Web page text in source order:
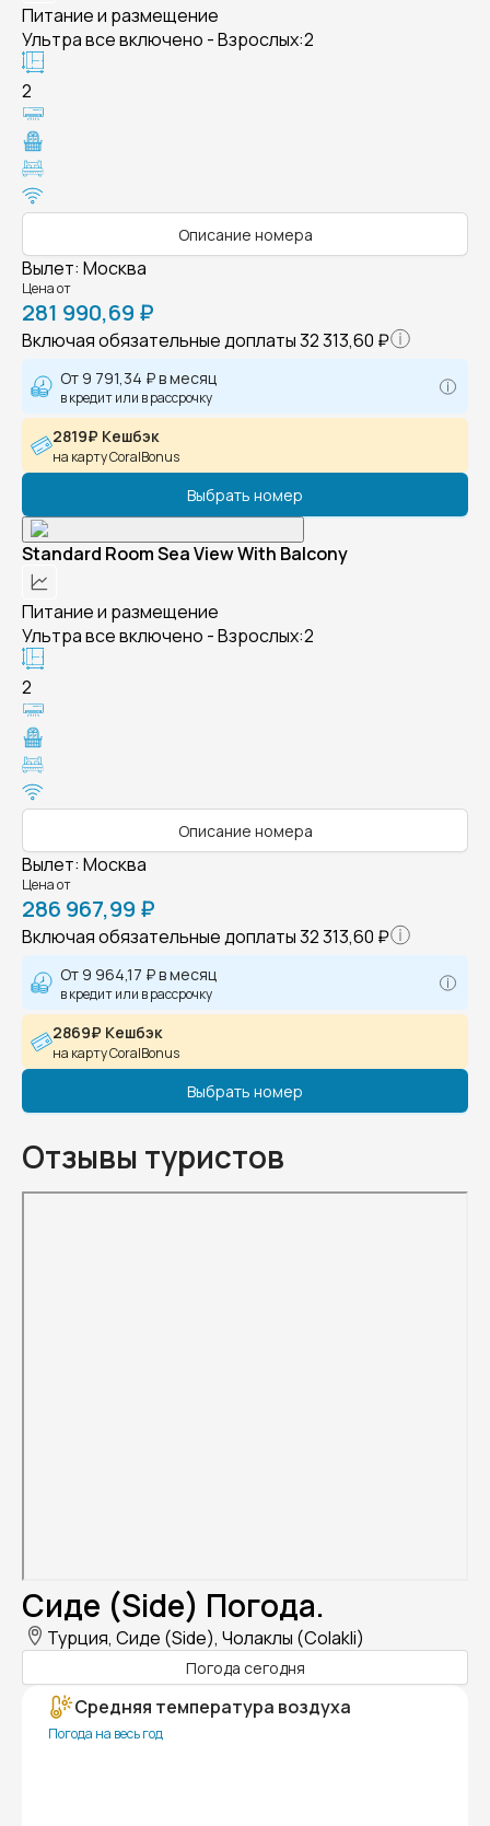
Питание и размещение
Ультра все включено - Взрослых:2
2
Описание номера
Вылет: Москва
Цена от
281 990,69 ₽
Включая обязательные доплаты32 313,60 ₽
От 9 791,34 ₽в месяц
в кредит или в рассрочку
2819₽ Кешбэк
на карту CoralBonus
Выбрать номер
Standard Room Sea View With Balcony
Питание и размещение
Ультра все включено - Взрослых:2
2
Описание номера
Вылет: Москва
Цена от
286 967,99 ₽
Включая обязательные доплаты32 313,60 ₽
От 9 964,17 ₽в месяц
в кредит или в рассрочку
2869₽ Кешбэк
на карту CoralBonus
Выбрать номер
Отзывы туристов
Сиде (Side) Погода.
Турция, Сиде (Side), Чолаклы (Colakli)
Погода сегодня
Средняя температура воздуха
Погода на весь год